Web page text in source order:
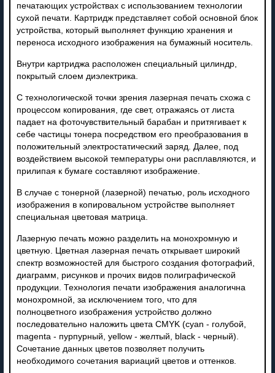
печатающих устройствах с использованием технологии
сухой печати. Картридж представляет собой основной блок
устройства, который выполняет функцию хранения и
переноса исходного изображения на бумажный носитель.
Внутри картриджа расположен специальный цилиндр,
покрытый слоем диэлектрика.
С технологической точки зрения лазерная печать схожа с
процессом копирования, где свет, отражаясь от листа
падает на фоточувствительный барабан и притягивает к
себе частицы тонера посредством его преобразования в
положительный электростатический заряд. Далее, под
воздействием высокой температуры они расплавляются, и
прилипая к бумаге составляют изображение.
В случае с тонерной (лазерной) печатью, роль исходного
изображения в копировальном устройстве выполняет
специальная цветовая матрица.
Лазерную печать можно разделить на монохромную и
цветную. Цветная лазерная печать открывает широкий
спектр возможностей для быстрого создания фотографий,
диаграмм, рисунков и прочих видов полиграфической
продукции. Технология печати изображения аналогична
монохромной, за исключением того, что для
полноцветного изображения устройство должно
последовательно наложить цвета CMYK (cyan - голубой,
magenta - пурпурный, yellow - желтый, black - черный).
Сочетание данных цветов позволяет получить
необходимого сочетания вариаций цветов и оттенков.